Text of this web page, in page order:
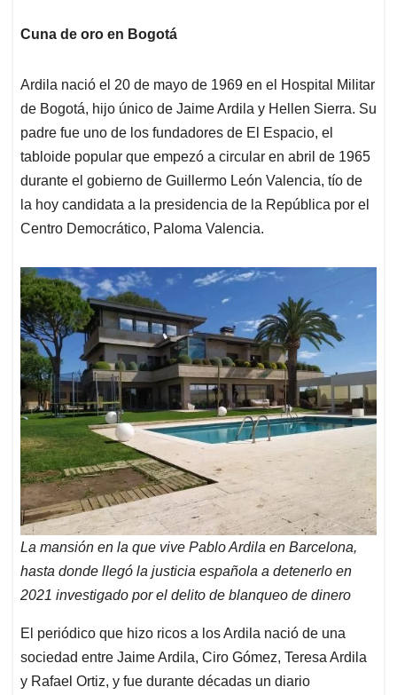
Cuna de oro en Bogotá
Ardila nació el 20 de mayo de 1969 en el Hospital Militar
de Bogotá, hijo único de Jaime Ardila y Hellen Sierra. Su
padre fue uno de los fundadores de El Espacio, el
tabloide popular que empezó a circular en abril de 1965
durante el gobierno de Guillermo León Valencia, tío de
la hoy candidata a la presidencia de la República por el
Centro Democrático, Paloma Valencia.
La mansión en la que vive Pablo Ardila en Barcelona,
hasta donde llegó la justicia española a detenerlo en
2021 investigado por el delito de blanqueo de dinero
El periódico que hizo ricos a los Ardila nació de una
sociedad entre Jaime Ardila, Ciro Gómez, Teresa Ardila
y Rafael Ortiz, y fue durante décadas un diario